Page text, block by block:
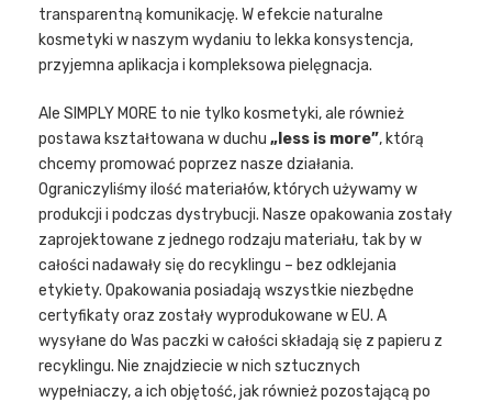
transparentną komunikację. W efekcie naturalne
kosmetyki w naszym wydaniu to lekka konsystencja,
przyjemna aplikacja i kompleksowa pielęgnacja.
Ale SIMPLY MORE to nie tylko kosmetyki, ale również
postawa kształtowana w duchu „less is more”, którą
chcemy promować poprzez nasze działania.
Ograniczyliśmy ilość materiałów, których używamy w
produkcji i podczas dystrybucji. Nasze opakowania zostały
zaprojektowane z jednego rodzaju materiału, tak by w
całości nadawały się do recyklingu – bez odklejania
etykiety. Opakowania posiadają wszystkie niezbędne
certyfikaty oraz zostały wyprodukowane w EU. A
wysyłane do Was paczki w całości składają się z papieru z
recyklingu. Nie znajdziecie w nich sztucznych
wypełniaczy, a ich objętość, jak również pozostającą po